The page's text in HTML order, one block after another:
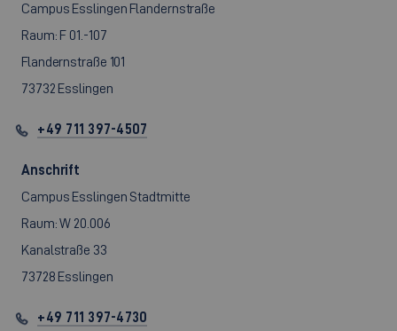
Campus Esslingen Flandernstraße
Raum: F 01.-107
Flandernstraße 101
73732 Esslingen
+49 711 397-4507
Anschrift
Campus Esslingen Stadtmitte
Raum: W 20.006
Kanalstraße 33
73728 Esslingen
+49 711 397-4730